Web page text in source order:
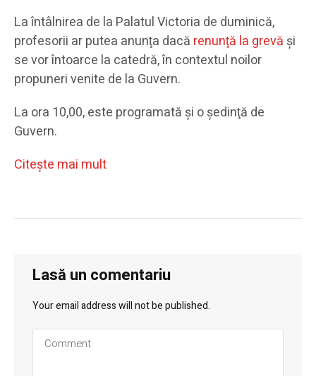
La întâlnirea de la Palatul Victoria de duminică,
profesorii ar putea anunţa dacă renunţă la grevă şi
se vor întoarce la catedră, în contextul noilor
propuneri venite de la Guvern.
La ora 10,00, este programată şi o şedinţă de
Guvern.
Citeşte mai mult
Lasă un comentariu
Your email address will not be published.